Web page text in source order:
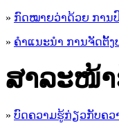
» ກົດໝາຍວ່າດ້ວຍ ການ
» ຄຳແນະນຳ ການຈັດຕັ້ງ
ສາລະໜ້
» ບົດຄວາມຮູ້ກ່ຽວກັບຄວາ